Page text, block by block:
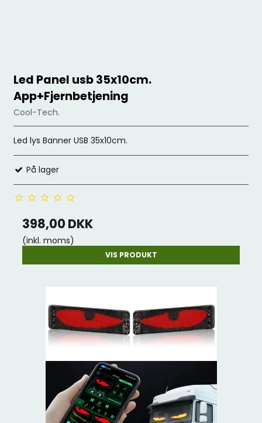
Led Panel usb 35x10cm.
App+Fjernbetjening
Cool-Tech.
Led lys Banner USB 35x10cm.
På lager
398,00 DKK
(inkl. moms)
VIS PRODUKT